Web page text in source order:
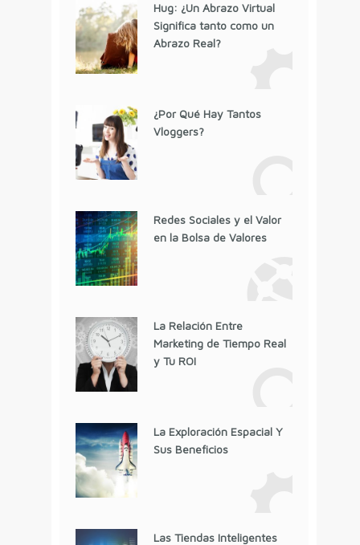
Hug: ¿Un Abrazo Virtual
Significa tanto como un
Abrazo Real?
¿Por Qué Hay Tantos
Vloggers?
Redes Sociales y el Valor
en la Bolsa de Valores
La Relación Entre
Marketing de Tiempo Real
y Tu ROI
La Exploración Espacial Y
Sus Beneficios
Las Tiendas Inteligentes